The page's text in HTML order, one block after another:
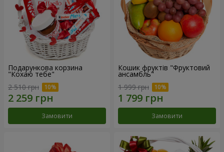
Подарункова корзина
"Кохаю тебе"
2 510 грн
Замовити
Кошик фруктів "Фруктовий
ансамбль"
1 999 грн
Замовити